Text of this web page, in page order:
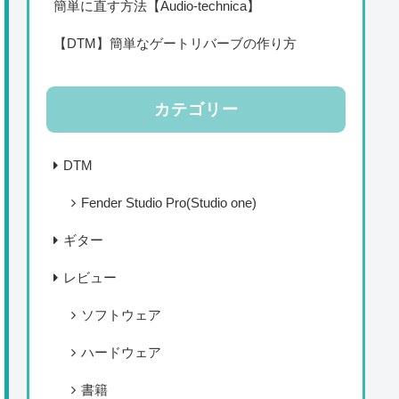
簡単に直す方法【Audio-technica】
【DTM】簡単なゲートリバーブの作り方
カテゴリー
DTM
Fender Studio Pro(Studio one)
ギター
レビュー
ソフトウェア
ハードウェア
書籍